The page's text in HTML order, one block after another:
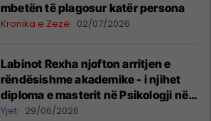
mbetën të plagosur katër persona
Kronika e Zezë 02/07/2026
Labinot Rexha njofton arritjen e
rëndësishme akademike - i njihet
diploma e masterit në Psikologji në
Zvicër
Yjet 29/06/2026